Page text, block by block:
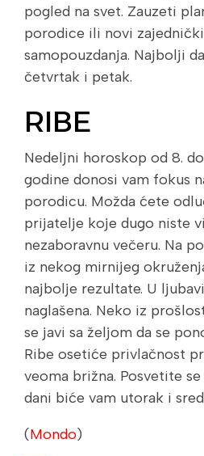
pogled na svet. Zauzeti
porodice ili novi
samopouzdanja. Najbolji
četvrtak i petak.
RIBE
Nedeljni horoskop od 8.
godine donosi vam fokus
porodicu. Možda ćete
prijatelje koje dugo niste
nezaboravnu večeru. Na
iz nekog mirnijeg
najbolje rezultate. U
naglašena. Neko iz
se javi sa željom da se
Ribe osetiće privlačnost
veoma brižna. Posvetite
dani biće vam utorak i
(Mondo)